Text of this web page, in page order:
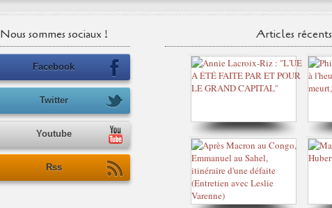
Nous sommes sociaux !
Facebook
Twitter
Youtube
Rss
Articles récents